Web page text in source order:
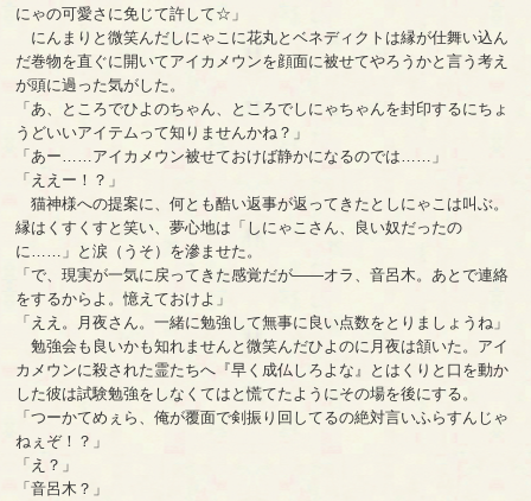
にゃの可愛さに免じて許して☆」
にんまりと微笑んだしにゃこに花丸とベネディクトは縁が仕舞い込ん
だ巻物を直ぐに開いてアイカメウンを顔面に被せてやろうかと言う考え
が頭に過った気がした。
「あ、ところでひよのちゃん、ところでしにゃちゃんを封印するにちょ
うどいいアイテムって知りませんかね？」
「あー……アイカメウン被せておけば静かになるのでは……」
「ええー！？」
猫神様への提案に、何とも酷い返事が返ってきたとしにゃこは叫ぶ。
縁はくすくすと笑い、夢心地は「しにゃこさん、良い奴だったの
に……」と涙（うそ）を滲ませた。
「で、現実が一気に戻ってきた感覚だが――オラ、音呂木。あとで連絡
をするからよ。憶えておけよ」
「ええ。月夜さん。一緒に勉強して無事に良い点数をとりましょうね」
勉強会も良いかも知れませんと微笑んだひよのに月夜は頷いた。アイ
カメウンに殺された霊たちへ『早く成仏しろよな』とはくりと口を動か
した彼は試験勉強をしなくてはと慌てたようにその場を後にする。
「つーかてめぇら、俺が覆面で剣振り回してるの絶対言いふらすんじゃ
ねぇぞ！？」
「え？」
「音呂木？」